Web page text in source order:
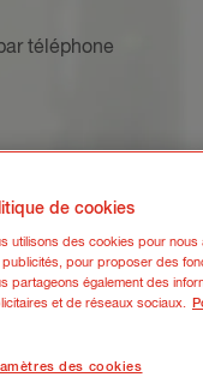
téléphone
de cookies
utilisons des cookies pour
publicités, pour proposer des
partageons également des
et de réseaux sociaux.
des cookies